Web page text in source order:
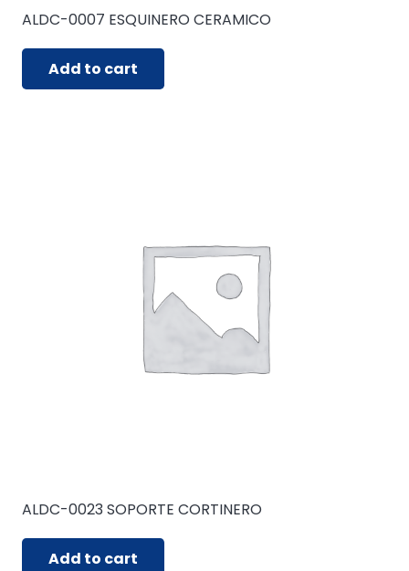
ALDC-0007 ESQUINERO CERAMICO
Add to cart
ALDC-0023 SOPORTE CORTINERO
Add to cart